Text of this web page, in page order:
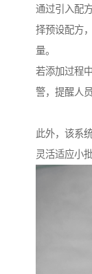
通过引入配
择预设配方
量。
若添加过程
警，提醒人
此外，该系
灵活适应小